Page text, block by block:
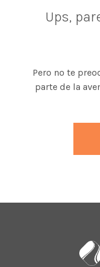
Ups,
Pero no te
parte de la